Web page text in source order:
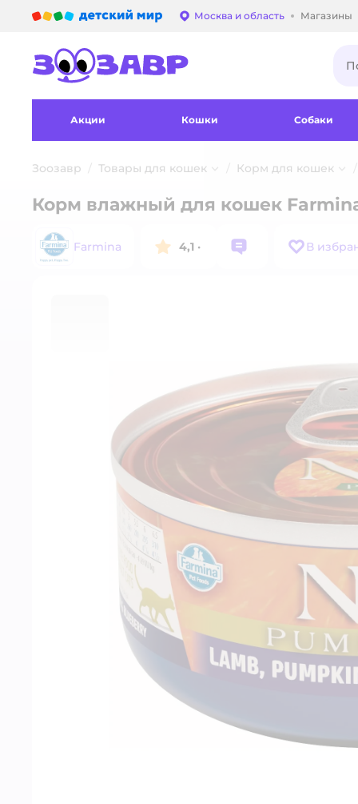
Выбор адреса
Москва и область Магазины
Акции Кошки Собаки
Зоозавр Товары для кошек Корм для кошек
Корм влажный для кошек
Farmina 4,1 · В